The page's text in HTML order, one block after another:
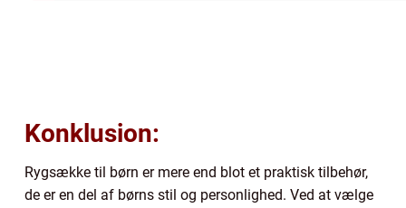
Konklusion:
Rygsække til børn er mere end blot et praktisk tilbehør,
de er en del af børns stil og personlighed. Ved at vælge